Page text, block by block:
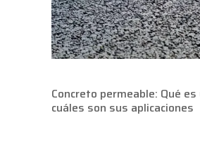
Concreto permeable: Qué es
cuáles son sus aplicaciones